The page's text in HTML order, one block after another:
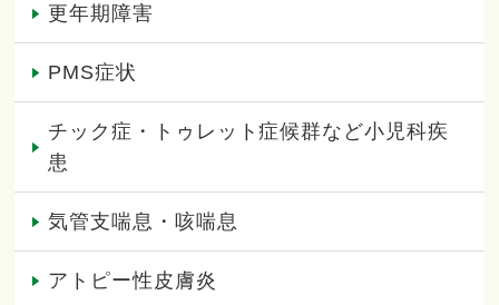
更年期障害
PMS症状
チック症・トゥレット症候群など小児科疾
患
気管支喘息・咳喘息
アトピー性皮膚炎